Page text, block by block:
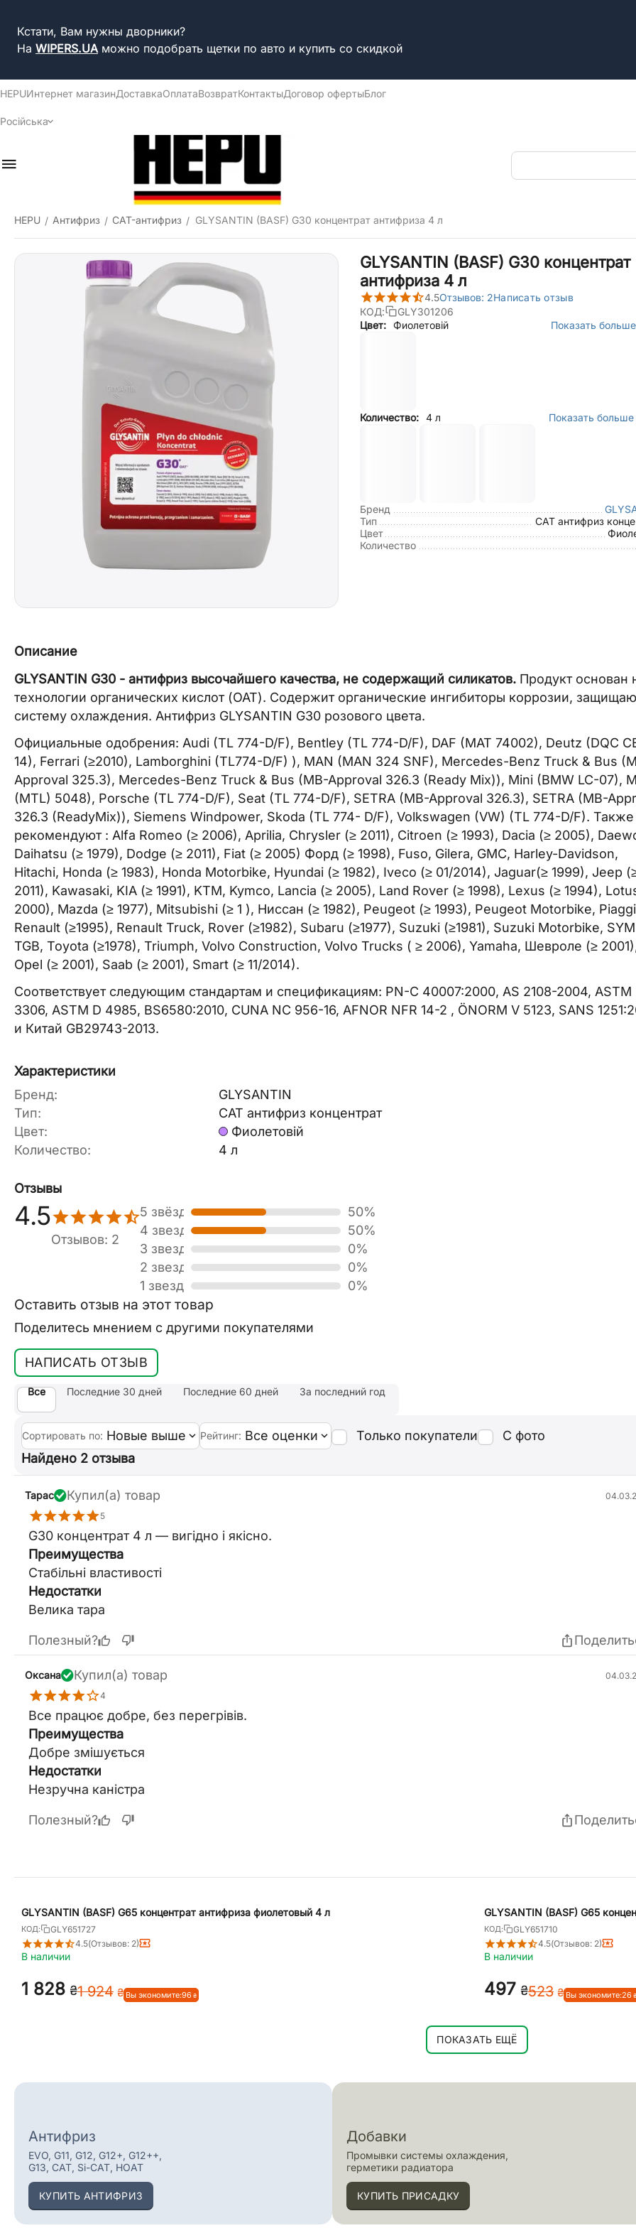
Кстати, Вам нужны дворники?
На WIPERS.UAможно подобрать щетки по авто и купить со скидкой
HEPUИнтернет магазинДоставкаОплатаВозвратКонтактыДоговор офертыБлог
Російська
HEPU / Антифриз / CAT-антифриз / GLYSANTIN (BASF) G30 концентрат антифриза 4 л
GLYSANTIN (BASF) G30 концентрат
антифриза 4 л
4.5Отзывов: 2Написать отзыв
КОД:
GLY301206
Цвет: Фиолетовій Показать
Количество: 4 л Показать
Бренд
Тип
CAT антифриз
Цвет
Количество
Описание
GLYSANTIN G30 - антифриз высочайшего качества, не содержащий силикатов. Продукт основан
технологии органических кислот (OAT). Содержит органические ингибиторы коррозии,
систему охлаждения. Антифриз GLYSANTIN G30 розового цвета.
Официальные одобрения: Audi (TL 774-D/F), Bentley (TL 774-D/F), DAF (MAT 74002), Deutz (DQC
14), Ferrari (≥2010), Lamborghini (TL774-D/F) ), MAN (MAN 324 SNF), Mercedes-Benz Truck & Bus
Approval 325.3), Mercedes-Benz Truck & Bus (MB-Approval 326.3 (Ready Mix)), Mini (BMW LC-07),
(MTL) 5048), Porsche (TL 774-D/F), Seat (TL 774-D/F), SETRA (MB-Approval 326.3), SETRA (MB-
326.3 (ReadyMix)), Siemens Windpower, Skoda (TL 774- D/F), Volkswagen (VW) (TL 774-D/F). Также
рекомендуют : Alfa Romeo (≥ 2006), Aprilia, Chrysler (≥ 2011), Citroen (≥ 1993), Dacia (≥ 2005),
Daihatsu (≥ 1979), Dodge (≥ 2011), Fiat (≥ 2005) Форд (≥ 1998), Fuso, Gilera, GMC, Harley-Davidson,
Hitachi, Honda (≥ 1983), Honda Motorbike, Hyundai (≥ 1982), Iveco (≥ 01/2014), Jaguar(≥ 1999), Jeep
2011), Kawasaki, KIA (≥ 1991), KTM, Kymco, Lancia (≥ 2005), Land Rover (≥ 1998), Lexus (≥ 1994),
2000), Mazda (≥ 1977), Mitsubishi (≥ 1 ), Ниссан (≥ 1982), Peugeot (≥ 1993), Peugeot Motorbike,
Renault (≥1995), Renault Truck, Rover (≥1982), Subaru (≥1977), Suzuki (≥1981), Suzuki Motorbike,
TGB, Toyota (≥1978), Triumph, Volvo Construction, Volvo Trucks ( ≥ 2006), Yamaha, Шевроле (≥
Opel (≥ 2001), Saab (≥ 2001), Smart (≥ 11/2014).
Соответствует следующим стандартам и спецификациям: PN-C 40007:2000, AS 2108-2004, ASTM
3306, ASTM D 4985, BS6580:2010, CUNA NC 956-16, AFNOR NFR 14-2 , ÖNORM V 5123, SANS
и Китай GB29743-2013.
Характеристики
Бренд:
GLYSANTIN
Тип:
CAT антифриз концентрат
Цвет:
Фиолетовій
Количество:
4 л
Отзывы
4.5
Отзывов: 2
5 звёзд
50%
4 звезды
50%
3 звезды
0%
2 звезды
0%
1 звезда
0%
Оставить отзыв на этот товар
Поделитесь мнением с другими покупателями
НАПИСАТЬ ОТЗЫВ
Все Последние 30 дней Последние 60 дней За последний год
Сортировать по: Новые выше Рейтинг: Все оценки Только покупатели
С фото
Найдено 2 отзыва
Тарас Купил(а) товар
5
G30 концентрат 4 л — вигідно і якісно.
Преимущества
Стабільні властивості
Недостатки
Велика тара
Полезный?
Оксана Купил(а) товар
4
Все працює добре, без перегрівів.
Преимущества
Добре змішується
Недостатки
Незручна каністра
Полезный?
GLYSANTIN (BASF) G65 концентрат антифриза фиолетовый 4 л
КОД:
GLY651727
4.5(Отзывов: 2)
В наличии
1 828 ₴1 924 ₴ Вы экономите:‍96‍ ₴
GLYSANTIN (BASF) G65
КОД:
GLY651710
4.5(Отзывов: 2)
В наличии
‍497‍ ₴‍523‍ ₴ Вы экономите:‍26‍ ₴
ПОКАЗАТЬ ЕЩЁ
Антифриз
EVO, G11, G12, G12+, G12++,
G13, CAT, Si-CAT, HOAT
КУПИТЬ АНТИФРИЗ
Добавки
Промывки системы охлаждения,
герметики радиатора
КУПИТЬ ПРИСАДКУ